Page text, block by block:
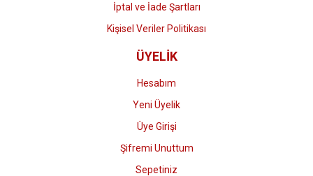
İptal ve İade Şartları
Kişisel Veriler Politikası
ÜYELİK
Hesabım
Yeni Üyelik
Üye Girişi
Şifremi Unuttum
Sepetiniz